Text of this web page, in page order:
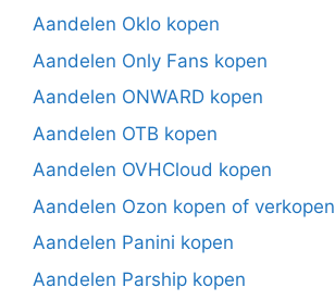
Aandelen Oklo kopen
Aandelen Only Fans kopen
Aandelen ONWARD kopen
Aandelen OTB kopen
Aandelen OVHCloud kopen
Aandelen Ozon kopen of verkopen
Aandelen Panini kopen
Aandelen Parship kopen